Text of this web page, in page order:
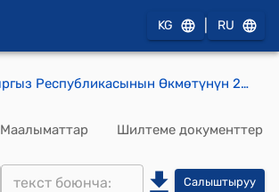
KG RU
Кыргыз Республикасынын Өкмөтүнүн 2006-жылдын 11-сентябрындагы №650 "Өзгөчө кырдаалдарды божомолдоонун жана алдын алуунун бирдиктүү мамлекеттик системасынын» максаттуу билим берүү, илимий-техникалык программасын бекитүү жөнүндө" токтому
Маалыматтар Шилтеме документтер
Салыштыруу